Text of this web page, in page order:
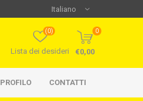
Lista dei desideri
(0) 0
€0,00
PROFILO CONTATTI